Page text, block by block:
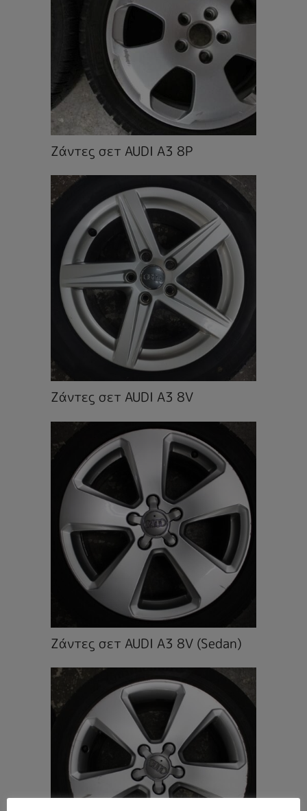
Ζάντες σετ AUDI A3 8P
Ζάντες σετ AUDI A3 8V
Ζάντες σετ AUDI A3 8V (Sedan)